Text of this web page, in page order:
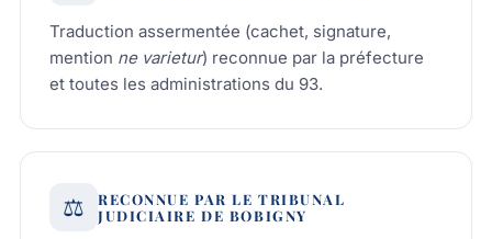
Traduction assermentée (cachet, signature,
mention ne varietur) reconnue par la préfecture
et toutes les administrations du 93.
⚖️
RECONNUE PAR LE TRIBUNAL
JUDICIAIRE DE BOBIGNY